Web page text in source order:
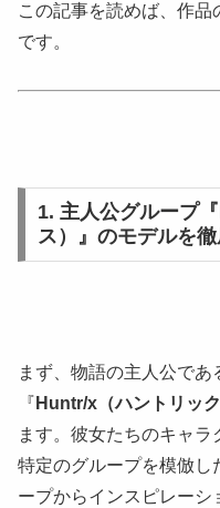
この記事を読めば、作
です。
1. 主人公グループ
ス）』のモデルを徹
まず、物語の主人公で
『 Huntr/x（ハントリック
ます。彼女たちのキャラ
特定のグループを模倣し
ープからインスピレーシ